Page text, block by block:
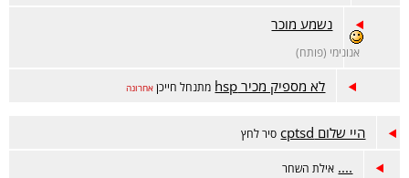
נשמע מוכר
אנונימי (פותח)
לא מספיק מכיר hsp מתנחל חייכן אחרונה
היי שלום cptsd סיר לחץ
.... אילת השחר